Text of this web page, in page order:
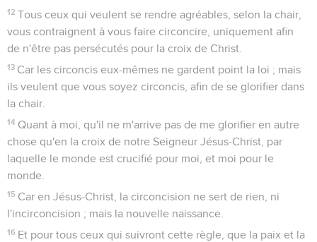
12 Tous ceux qui veulent se rendre agréables, selon la chair,
vous contraignent à vous faire circoncire, uniquement afin
de n'être pas persécutés pour la croix de Christ.
13 Car les circoncis eux-mêmes ne gardent point la loi ; mais
ils veulent que vous soyez circoncis, afin de se glorifier dans
la chair.
14 Quant à moi, qu'il ne m'arrive pas de me glorifier en autre
chose qu'en la croix de notre Seigneur Jésus-Christ, par
laquelle le monde est crucifié pour moi, et moi pour le
monde.
15 Car en Jésus-Christ, la circoncision ne sert de rien, ni
l'incirconcision ; mais la nouvelle naissance.
16 Et pour tous ceux qui suivront cette règle, que la paix et la